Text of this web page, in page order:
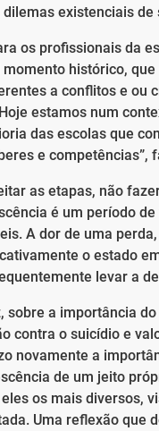
existenciais de
os profissionais da
histórico,
a conflitos e ou
estamos num
das escolas que
e competências”,
as etapas, não
é um período
A dor de uma
o estado
levar a
sobre a importância
contra o suicídio e
novamente a
de um jeito
os mais diversos,
Uma reflexão que